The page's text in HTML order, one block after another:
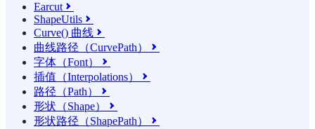
Earcut 
ShapeUtils 
Curve() 曲线 
曲线路径（CurvePath） 
字体（Font） 
插值（Interpolations） 
路径（Path） 
形状（Shape） 
形状路径（ShapePath） 